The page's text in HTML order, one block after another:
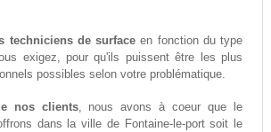
techniciens de surface en fonction du type
exigez, pour qu'ils puissent être les plus
possibles selon votre problématique.
nos clients, nous avons à coeur que le
dans la ville de Fontaine-le-port soit le